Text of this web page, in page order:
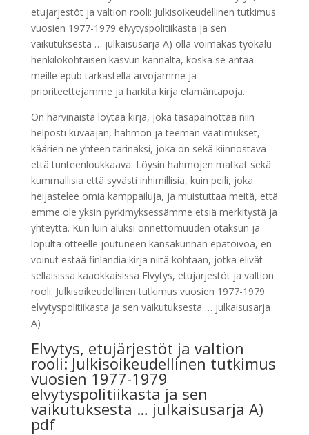
etujärjestöt ja valtion rooli: Julkisoikeudellinen tutkimus
vuosien 1977-1979 elvytyspolitiikasta ja sen
vaikutuksesta … julkaisusarja A) olla voimakas työkalu
henkilökohtaisen kasvun kannalta, koska se antaa
meille epub tarkastella arvojamme ja
prioriteettejamme ja harkita kirja elämäntapoja.
On harvinaista löytää kirja, joka tasapainottaa niin
helposti kuvaajan, hahmon ja teeman vaatimukset,
käärien ne yhteen tarinaksi, joka on sekä kiinnostava
että tunteenloukkaava. Löysin hahmojen matkat sekä
kummallisia että syvästi inhimillisiä, kuin peili, joka
heijastelee omia kamppailuja, ja muistuttaa meitä, että
emme ole yksin pyrkimyksessämme etsiä merkitystä ja
yhteyttä. Kun luin aluksi onnettomuuden otaksun ja
lopulta otteelle joutuneen kansakunnan epätoivoa, en
voinut estää finlandia kirja​ niitä kohtaan, jotka elivät
sellaisissa kaaokkaisissa Elvytys, etujärjestöt ja valtion
rooli: Julkisoikeudellinen tutkimus vuosien 1977-1979
elvytyspolitiikasta ja sen vaikutuksesta … julkaisusarja
A)
Elvytys, etujärjestöt ja valtion
rooli: Julkisoikeudellinen tutkimus
vuosien 1977-1979
elvytyspolitiikasta ja sen
vaikutuksesta … julkaisusarja A)
pdf